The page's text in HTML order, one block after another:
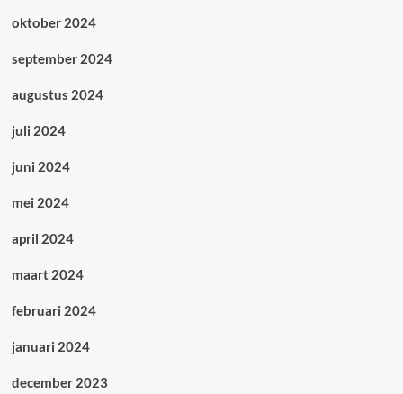
oktober 2024
september 2024
augustus 2024
juli 2024
juni 2024
mei 2024
april 2024
maart 2024
februari 2024
januari 2024
december 2023